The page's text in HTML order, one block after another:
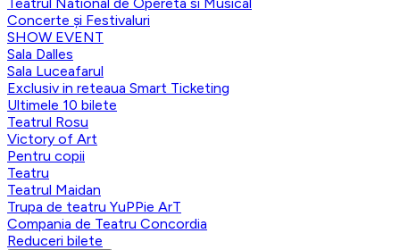
Concerte și Festivaluri
SHOW EVENT
Sala Dalles
Sala Luceafarul
Exclusiv in reteaua Smart Ticketing
Ultimele 10 bilete
Teatrul Rosu
Victory of Art
Pentru copii
Teatru
Teatrul Maidan
Trupa de teatru YuPPie ArT
Compania de Teatru Concordia
Reduceri bilete